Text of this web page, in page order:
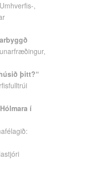
,
þitt?“
í